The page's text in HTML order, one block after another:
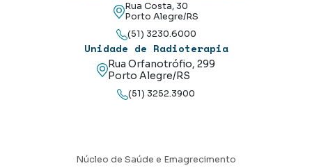
Rua Costa, 30
Porto Alegre/RS
(51) 3230.6000
Unidade de Radioterapia
Rua Orfanotrófio, 299
Porto Alegre/RS
(51) 3252.3900
Núcleo de Saúde e Emagrecimento